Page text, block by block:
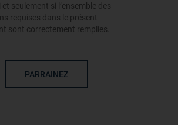
et seulement si l’ensemble des
requises dans le présent
sont correctement remplies.
PARRAINEZ